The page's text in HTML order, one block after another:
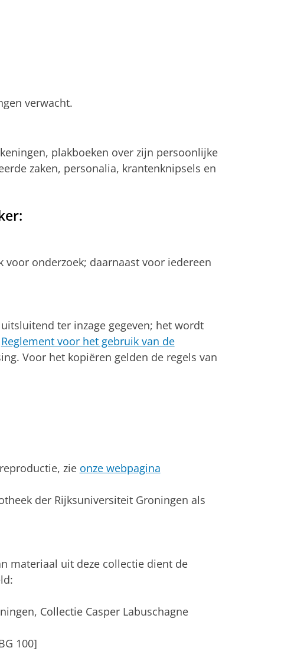
verwacht.
plakboeken over zijn persoonlijke
zaken, personalia, krantenknipsels en
onderzoek; daarnaast voor iedereen
ter inzage gegeven; het wordt
Reglement voor het gebruik van de
Voor het kopiëren gelden de regels van
zie onze webpagina
der Rijksuniversiteit Groningen als
materiaal uit deze collectie dient de
Collectie Casper Labuschagne
100]